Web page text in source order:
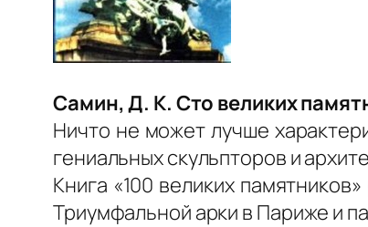
Самин, Д. К. Сто великих
Ничто не может лучше
гениальных скульпторов и
Книга «100 великих
Триумфальной арки в Париже и